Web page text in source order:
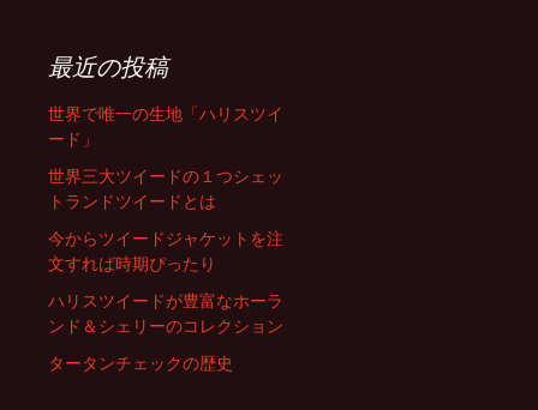
最近の投稿
世界で唯一の生地「ハリスツイ
ード」
世界三大ツイードの１つシェッ
トランドツイードとは
今からツイードジャケットを注
文すれば時期ぴったり
ハリスツイードが豊富なホーラ
ンド＆シェリーのコレクション
タータンチェックの歴史